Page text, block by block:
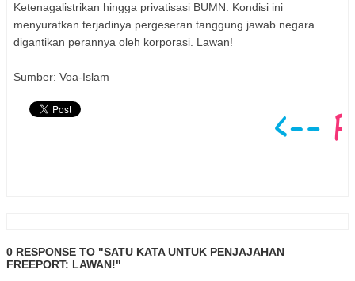
Ketenagalistrikan hingga privatisasi BUMN. Kondisi ini
menyuratkan terjadinya pergeseran tanggung jawab negara
digantikan perannya oleh korporasi. Lawan!
Sumber: Voa-Islam
0 RESPONSE TO "SATU KATA UNTUK PENJAJAHAN
FREEPORT: LAWAN!"